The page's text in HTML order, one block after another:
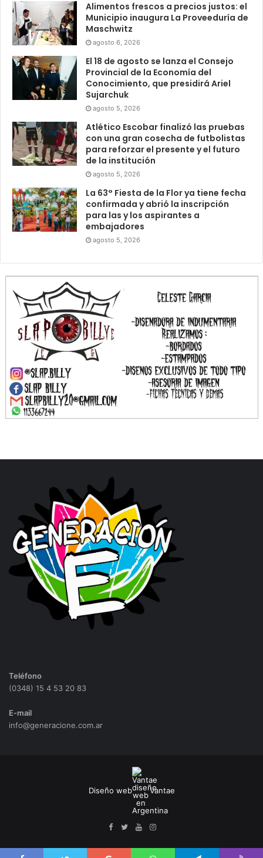
Alimentos frescos a precios justos: el
Municipio inaugura La Proveeduría de
Maschwitz
agosto 6, 2026
El 18 de agosto se lanza el Consejo
Provincial de la Economía del
Conocimiento, que presidirá Ariel
Sujarchuk
agosto 5, 2026
Atlético Escobar finalizó las pruebas
con una gran cosecha de futbolistas
para reforzar el presente y el futuro
de la institución
agosto 5, 2026
La 63° Fiesta de la Flor ya tiene fecha
confirmada y abrió la inscripción
para las y los aspirantes a
embajadores
agosto 5, 2026
Teléfono
(0348) 15 4 53 20 83
E-mail
info@generacione.com.ar
Diseño web Vantae